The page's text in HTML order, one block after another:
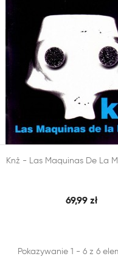
DODAJ DO KOSZYKA 
Knż - Las Maquinas De La
69,99 zł
Pokazywanie 1 - 6 z 6